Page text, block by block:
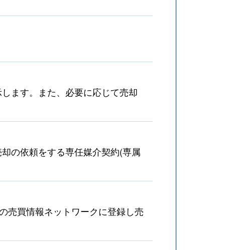
ます。また、必要に応じて売却
の依頼をする専任媒介契約(専属
売買情報ネットワークに登録し売